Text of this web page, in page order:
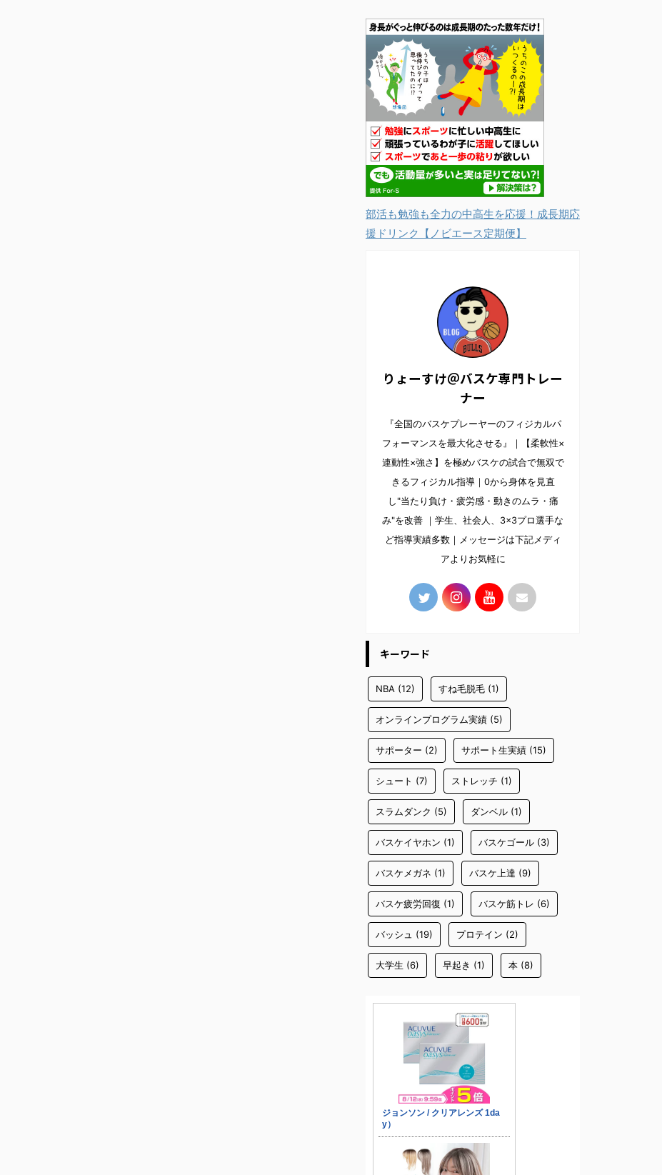
部活も勉強も全力の中高生を応援！成長期応
援ドリンク【ノビエース定期便】
りょーすけ＠バスケ専門トレー
ナー
『全国のバスケプレーヤーのフィジカルパ
フォーマンスを最大化させる』｜【柔軟性×
連動性×強さ】を極めバスケの試合で無双で
きるフィジカル指導｜0から身体を見直
し"当たり負け・疲労感・動きのムラ・痛
み"を改善 ｜学生、社会人、3×3プロ選手な
ど指導実績多数｜メッセージは下記メディ
アよりお気軽に
キーワード
NBA (12) すね毛脱毛 (1)
オンラインプログラム実績 (5)
サポーター (2) サポート生実績 (15)
シュート (7) ストレッチ (1)
スラムダンク (5) ダンベル (1)
バスケイヤホン (1) バスケゴール (3)
バスケメガネ (1) バスケ上達 (9)
バスケ疲労回復 (1) バスケ筋トレ (6)
バッシュ (19) プロテイン (2)
大学生 (6) 早起き (1) 本 (8)